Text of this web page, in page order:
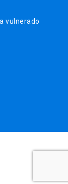
vulnerado